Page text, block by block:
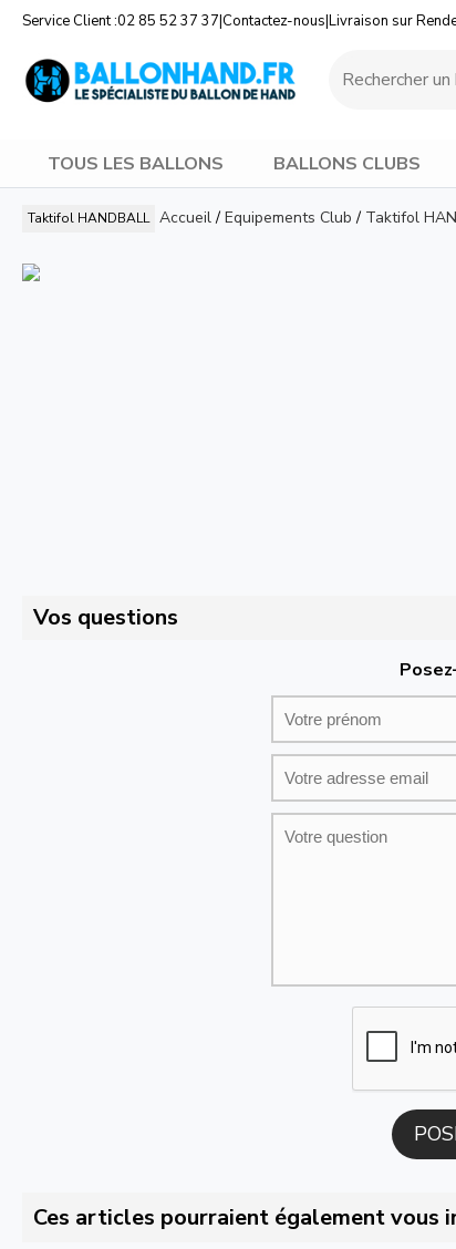
Service Client :02 85 52 37 37|Contactez-nous|Livraison sur
TOUS LES BALLONS BALLONS CLUBS
Taktifol HANDBALL Accueil/ Equipements Club / Taktifol
Vos questions
Ces articles pourraient également vous